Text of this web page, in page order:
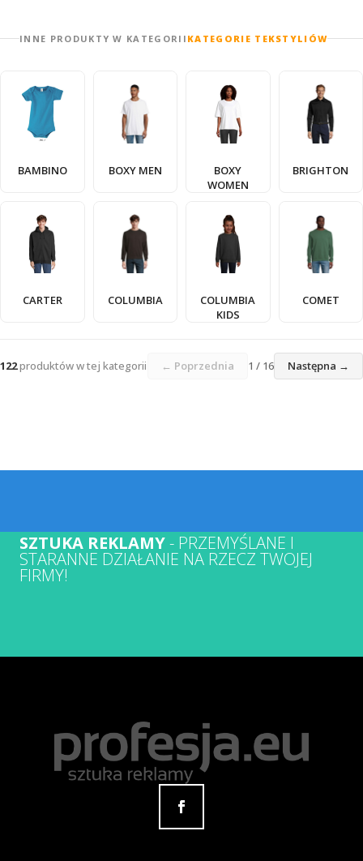
INNE PRODUKTY W KATEGORII KATEGORIE TEKSTYLIÓW
BAMBINO BOXY MEN
BOXY
WOMEN
BRIGHTON
CARTER COLUMBIA
COLUMBIA
KIDS
COMET
122produktów w tej kategorii ← Poprzednia 1 / 16 Następna →
SZTUKA REKLAMY- PRZEMYŚLANE I
STARANNE DZIAŁANIE NA RZECZ TWOJEJ
FIRMY!